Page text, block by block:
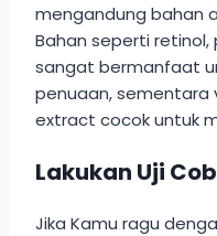
mengandung bahan
Bahan seperti
sangat bermanfaat
penuaan, sementara
extract cocok untuk
Lakukan Uji
Jika Kamu ragu